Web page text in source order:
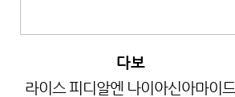
다보
라이스 피디알엔 나이아신아마이드